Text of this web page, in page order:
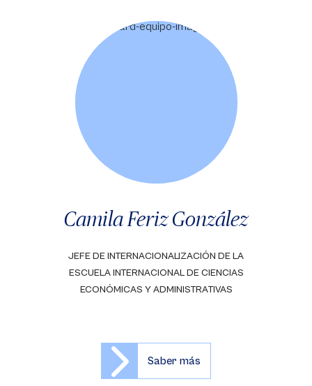
Camila Feriz González
JEFE DE INTERNACIONALIZACIÓN DE LA
ESCUELA INTERNACIONAL DE CIENCIAS
ECONÓMICAS Y ADMINISTRATIVAS
Saber más